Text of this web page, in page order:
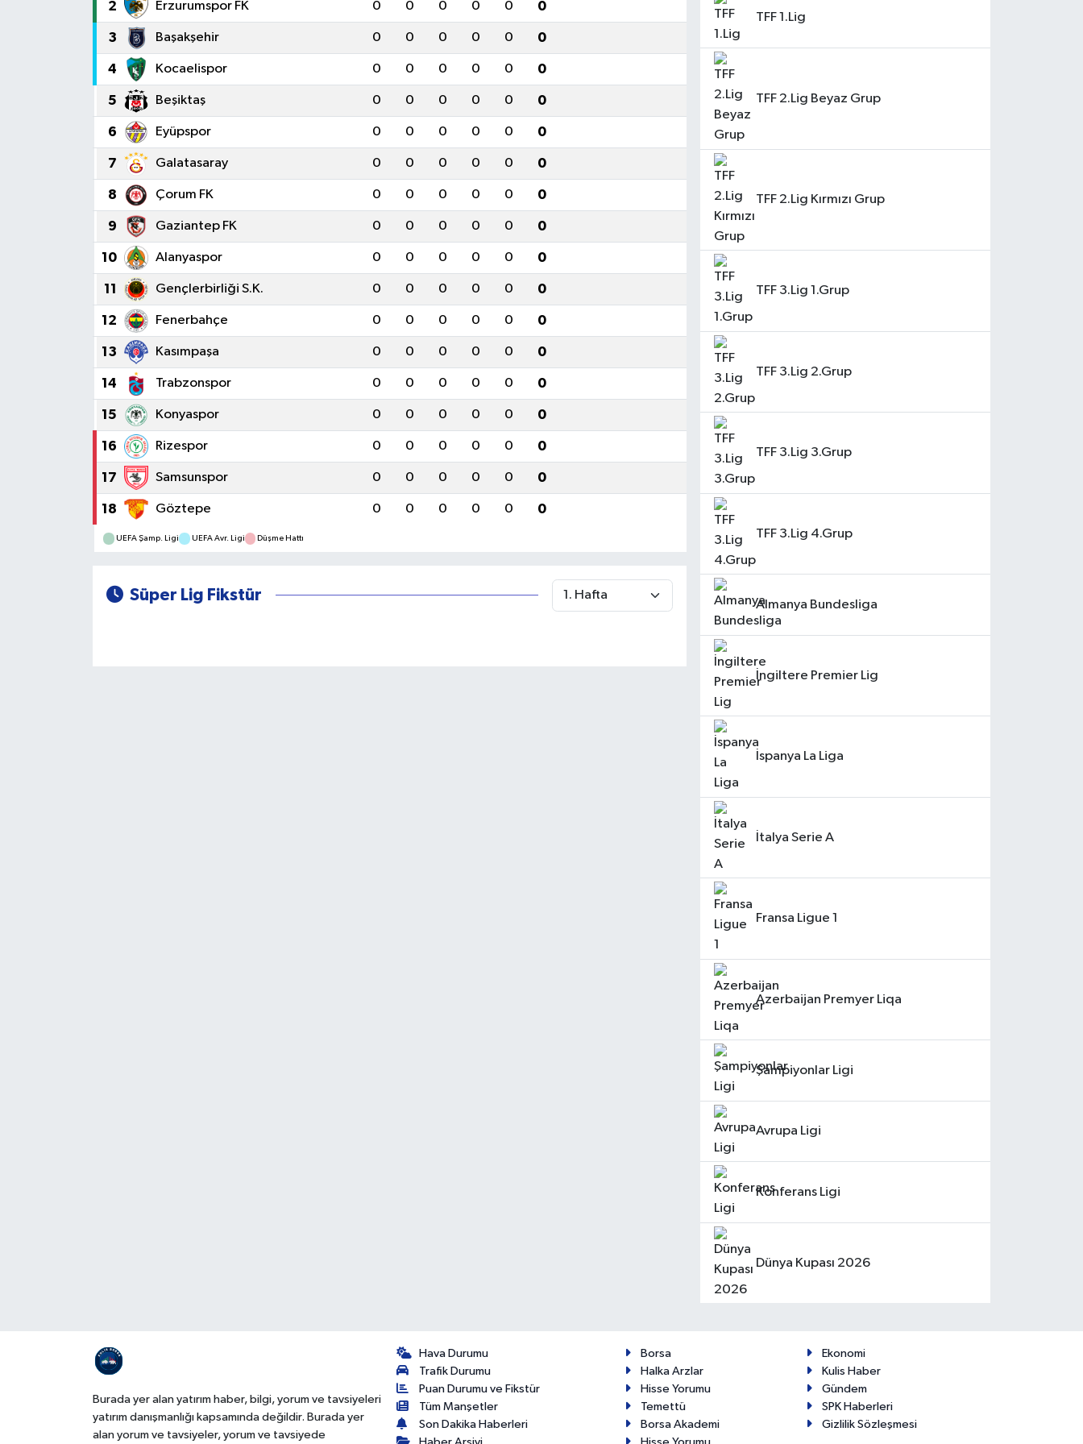
2 Erzurumspor FK 0 0 0 0 0 0
3 Başakşehir 0 0 0 0 0 0
4 Kocaelispor 0 0 0 0 0 0
5 Beşiktaş 0 0 0 0 0 0
6 Eyüpspor 0 0 0 0 0 0
7 Galatasaray 0 0 0 0 0 0
8 Çorum FK 0 0 0 0 0 0
9 Gaziantep FK 0 0 0 0 0 0
10 Alanyaspor 0 0 0 0 0 0
11 Gençlerbirliği S.K. 0 0 0 0 0 0
12 Fenerbahçe 0 0 0 0 0 0
13 Kasımpaşa 0 0 0 0 0 0
14 Trabzonspor 0 0 0 0 0 0
15 Konyaspor 0 0 0 0 0 0
16 Rizespor 0 0 0 0 0 0
17 Samsunspor 0 0 0 0 0 0
18 Göztepe 0 0 0 0 0 0
UEFA Şamp. Ligi UEFA Avr. Ligi Düşme Hattı
Süper Lig Fikstür
TFF 1.Lig
TFF 2.Lig Beyaz Grup
TFF 2.Lig Kırmızı Grup
TFF 3.Lig 1.Grup
TFF 3.Lig 2.Grup
TFF 3.Lig 3.Grup
TFF 3.Lig 4.Grup
Almanya Bundesliga
İngiltere Premier Lig
İspanya La Liga
İtalya Serie A
Fransa Ligue 1
Azerbaijan Premyer Liqa
Şampiyonlar Ligi
Avrupa Ligi
Konferans Ligi
Dünya Kupası 2026
Burada yer alan yatırım haber, bilgi, yorum ve tavsiyeleri
yatırım danışmanlığı kapsamında değildir. Burada yer
alan yorum ve tavsiyeler, yorum ve tavsiyede
Hava Durumu
Trafik Durumu
Puan Durumu ve Fikstür
Tüm Manşetler
Son Dakika Haberleri
Haber Arşivi
Borsa
Ekonomi
Halka Arzlar
Kulis Haber
Hisse Yorumu
Gündem
Temettü
SPK Haberleri
Borsa Akademi
Gizlilik Sözleşmesi
Hisse Yorumu